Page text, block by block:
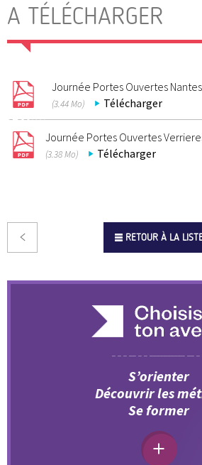
A TÉLÉCHARGER
Journée Portes Ouvertes
(3.44 Mo) Télécharger
Journée Portes Ouvertes
(3.38 Mo) Télécharger
RETOUR À LA
S’orienter
Découvrir les
Se former